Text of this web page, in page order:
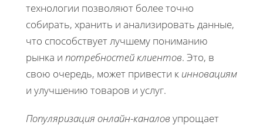
технологии позволяют более точно
собирать, хранить и анализировать данные,
что способствует лучшему пониманию
рынка и потребностей клиентов. Это, в
свою очередь, может привести к инновациям
и улучшению товаров и услуг.
Популяризация онлайн-каналов упрощает